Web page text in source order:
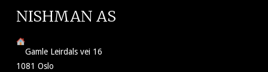
NISHMAN AS
Gamle Leirdals vei 16
1081 Oslo